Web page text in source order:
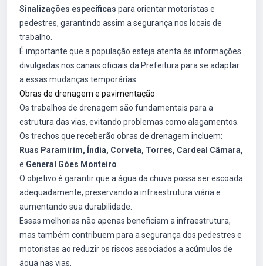
Sinalizações específicas para orientar motoristas e
pedestres, garantindo assim a segurança nos locais de
trabalho.
É importante que a população esteja atenta às informações
divulgadas nos canais oficiais da Prefeitura para se adaptar
a essas mudanças temporárias.
Obras de drenagem e pavimentação
Os trabalhos de drenagem são fundamentais para a
estrutura das vias, evitando problemas como alagamentos.
Os trechos que receberão obras de drenagem incluem:
Ruas Paramirim, Índia, Corveta, Torres, Cardeal Câmara,
e General Góes Monteiro
O objetivo é garantir que a água da chuva possa ser escoada
adequadamente, preservando a infraestrutura viária e
aumentando sua durabilidade.
Essas melhorias não apenas beneficiam a infraestrutura,
mas também contribuem para a segurança dos pedestres e
motoristas ao reduzir os riscos associados a acúmulos de
água nas vias.